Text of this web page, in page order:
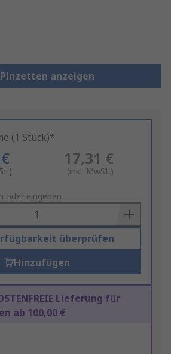
anzeigen
(1 Stück)*
17,31 €
(inkl. MwSt.)
oder eingeben
überprüfen
Hinzufügen
Lieferung für
ab 100,00 €